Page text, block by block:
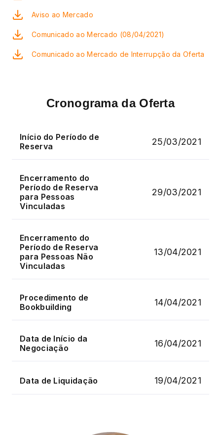
Aviso ao Mercado
Comunicado ao Mercado (08/04/2021)
Comunicado ao Mercado de Interrupção da Oferta
Cronograma da Oferta
Início do Período de
Reserva
25/03/2021
Encerramento do
Período de Reserva
para Pessoas
Vinculadas
29/03/2021
Encerramento do
Período de Reserva
para Pessoas Não
Vinculadas
13/04/2021
Procedimento de
Bookbuilding
14/04/2021
Data de Início da
Negociação
16/04/2021
Data de Liquidação 19/04/2021